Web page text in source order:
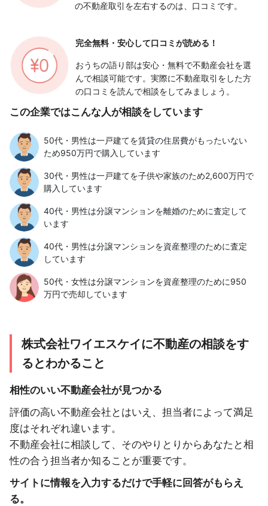
の不動産取引を左右するのは、口コミです。
完全無料・安心して口コミが読める！
おうちの語り部は安心・無料で不動産会社を選
んで相談可能です。実際に不動産取引をした方
の口コミを読んで相談をしてみましょう。
この企業ではこんな人が相談をしています
50代・男性は一戸建てを賃貸の住居費がもったいない
ため950万円で購入しています
30代・男性は一戸建てを子供や家族のため2,600万円で
購入しています
40代・男性は分譲マンションを離婚のために査定して
います
40代・男性は分譲マンションを資産整理のために査定
しています
50代・女性は分譲マンションを資産整理のために950
万円で売却しています
株式会社ワイエスケイに不動産の相談をす
るとわかること
相性のいい不動産会社が見つかる
評価の高い不動産会社とはいえ、担当者によって満足
度はそれぞれ違います。
不動産会社に相談して、そのやりとりからあなたと相
性の合う担当者か知ることが重要です。
サイトに情報を入力するだけで手軽に回答がもらえ
る。